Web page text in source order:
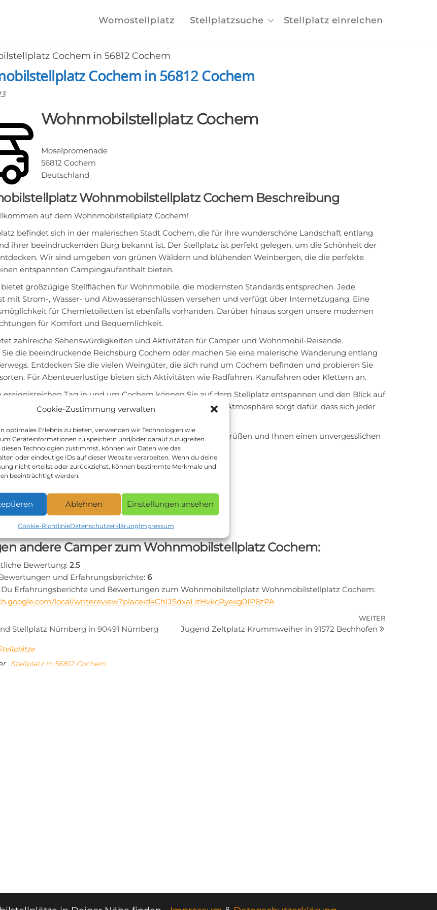
Cookie-Zustimmung verwalten
optimales Erlebnis zu bieten, verwenden wir Technologien wie
Geräteinformationen zu speichern und/oder darauf zuzugreifen.
diesen Technologien zustimmst, können wir Daten wie das
oder eindeutige IDs auf dieser Website verarbeiten. Wenn du deine
nicht erteilst oder zurückziehst, können bestimmte Merkmale und
beeinträchtigt werden.
Ablehnen Einstellungen ansehen
Cookie-RichtlinieDatenschutzerklärungImpressum
Womostellplatz Stellplatzsuche Stellplatz einreichen
Cochem in 56812 Cochem
Cochem in 56812 Cochem
Wohnmobilstellplatz Cochem
Moselpromenade
56812 Cochem
Deutschland
Wohnmobilstellplatz Cochem Beschreibung
auf dem Wohnmobilstellplatz Cochem!
befindet sich in der malerischen Stadt Cochem, die für ihre wunderschöne Landschaft entlang
ihrer beeindruckenden Burg bekannt ist. Der Stellplatz ist perfekt gelegen, um die Schönheit der
Wir sind umgeben von grünen Wäldern und blühenden Weinbergen, die die perfekte
entspannten Campingaufenthalt bieten.
großzügige Stellflächen für Wohnmobile, die modernsten Standards entsprechen. Jede
mit Strom-, Wasser- und Abwasseranschlüssen versehen und verfügt über Internetzugang. Eine
für Chemietoiletten ist ebenfalls vorhanden. Darüber hinaus sorgen unsere modernen
für Komfort und Bequemlichkeit.
zahlreiche Sehenswürdigkeiten und Aktivitäten für Camper und Wohnmobil-Reisende.
die beeindruckende Reichsburg Cochem oder machen Sie eine malerische Wanderung entlang
Entdecken Sie die vielen Weingüter, die sich rund um Cochem befinden und probieren Sie
Für Abenteuerlustige bieten sich Aktivitäten wie Radfahren, Kanufahren oder Klettern an.
ereignisreichen Tag in und um Cochem können Sie auf dem Stellplatz entspannen und den Blick auf
Landschaft genießen. Unsere ansprechende und familiäre Atmosphäre sorgt dafür, dass sich jeder
fühlt.
darauf, Sie auf dem Wohnmobilstellplatz Cochem zu begrüßen und Ihnen einen unvergesslichen
Aufenthalt zu bieten!
zum Stellplatz in 56812 Cochem:
Wohnmobilstellplatz Cochem in 56812 Cochem:
zum Wohnmobilstellplatz Cochem via Google Maps
andere Camper zum Wohnmobilstellplatz Cochem:
Bewertung: 2.5
und Erfahrungsberichte: 6
Erfahrungsberichte und Bewertungen zum Wohnmobilstellplatz Wohnmobilstellplatz Cochem:
local/writereview?placeid=ChIJSdxaLitHvkcRyexg0IP6zPA
Stellplatz Nürnberg in 90491 Nürnberg
Nächster
WEITER
Jugend Zeltplatz Krummweiher in 91572 Bechhofen
Stellplatz in 56812 Cochem